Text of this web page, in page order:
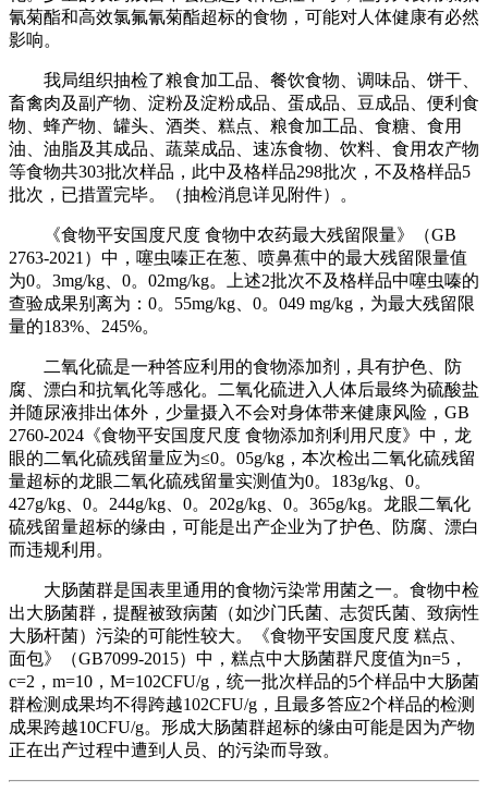
氰菊酯和高效氯氟氰菊酯超标的食物，可能对人体健康有必然
影响。
我局组织抽检了粮食加工品、餐饮食物、调味品、饼干、
畜禽肉及副产物、淀粉及淀粉成品、蛋成品、豆成品、便利食
物、蜂产物、罐头、酒类、糕点、粮食加工品、食糖、食用
油、油脂及其成品、蔬菜成品、速冻食物、饮料、食用农产物
等食物共303批次样品，此中及格样品298批次，不及格样品5
批次，已措置完毕。（抽检消息详见附件）。
《食物平安国度尺度 食物中农药最大残留限量》（GB
2763-2021）中，噻虫嗪正在葱、喷鼻蕉中的最大残留限量值
为0。3mg/kg、0。02mg/kg。上述2批次不及格样品中噻虫嗪的
查验成果别离为：0。55mg/kg、0。049 mg/kg，为最大残留限
量的183%、245%。
二氧化硫是一种答应利用的食物添加剂，具有护色、防
腐、漂白和抗氧化等感化。二氧化硫进入人体后最终为硫酸盐
并随尿液排出体外，少量摄入不会对身体带来健康风险，GB
2760-2024《食物平安国度尺度 食物添加剂利用尺度》中，龙
眼的二氧化硫残留量应为≤0。05g/kg，本次检出二氧化硫残留
量超标的龙眼二氧化硫残留量实测值为0。183g/kg、0。
427g/kg、0。244g/kg、0。202g/kg、0。365g/kg。龙眼二氧化
硫残留量超标的缘由，可能是出产企业为了护色、防腐、漂白
而违规利用。
大肠菌群是国表里通用的食物污染常用菌之一。食物中检
出大肠菌群，提醒被致病菌（如沙门氏菌、志贺氏菌、致病性
大肠杆菌）污染的可能性较大。《食物平安国度尺度 糕点、
面包》（GB7099-2015）中，糕点中大肠菌群尺度值为n=5，
c=2，m=10，M=102CFU/g，统一批次样品的5个样品中大肠菌
群检测成果均不得跨越102CFU/g，且最多答应2个样品的检测
成果跨越10CFU/g。形成大肠菌群超标的缘由可能是因为产物
正在出产过程中遭到人员、的污染而导致。